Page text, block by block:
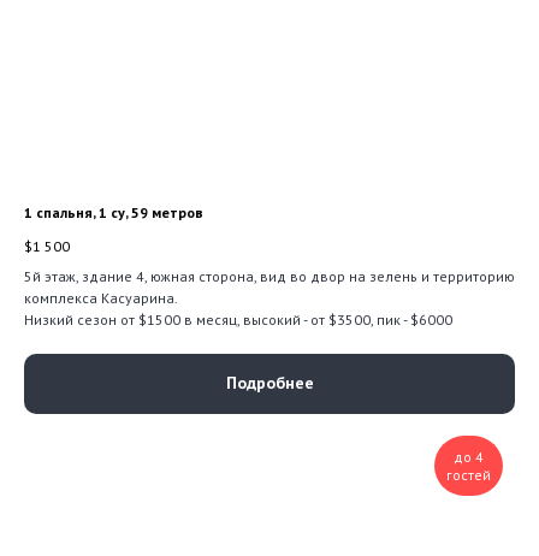
1 спальня, 1 су, 59 метров
$1 500
5й этаж, здание 4, южная сторона, вид во двор на зелень и территорию
комплекса Касуарина.
Низкий сезон от $1500 в месяц, высокий - от $3500, пик - $6000
Подробнее
до 4
гостей